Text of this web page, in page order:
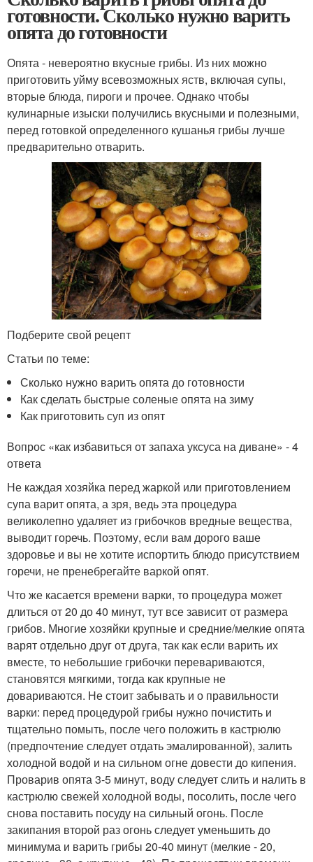
готовности. Сколько нужно варить
опята до готовности
Опята - невероятно вкусные грибы. Из них можно
приготовить уйму всевозможных яств, включая супы,
вторые блюда, пироги и прочее. Однако чтобы
кулинарные изыски получились вкусными и полезными,
перед готовкой определенного кушанья грибы лучше
предварительно отварить.
Подберите свой рецепт
Статьи по теме:
Сколько нужно варить опята до готовности
Как сделать быстрые соленые опята на зиму
Как приготовить суп из опят
Вопрос «как избавиться от запаха уксуса на диване» - 4
ответа
Не каждая хозяйка перед жаркой или приготовлением
супа варит опята, а зря, ведь эта процедура
великолепно удаляет из грибочков вредные вещества,
выводит горечь. Поэтому, если вам дорого ваше
здоровье и вы не хотите испортить блюдо присутствием
горечи, не пренебрегайте варкой опят.
Что же касается времени варки, то процедура может
длиться от 20 до 40 минут, тут все зависит от размера
грибов. Многие хозяйки крупные и средние/мелкие опята
варят отдельно друг от друга, так как если варить их
вместе, то небольшие грибочки перевариваются,
становятся мягкими, тогда как крупные не
довариваются. Не стоит забывать и о правильности
варки: перед процедурой грибы нужно почистить и
тщательно помыть, после чего положить в кастрюлю
(предпочтение следует отдать эмалированной), залить
холодной водой и на сильном огне довести до кипения.
Проварив опята 3-5 минут, воду следует слить и налить в
кастрюлю свежей холодной воды, посолить, после чего
снова поставить посуду на сильный огонь. После
закипания второй раз огонь следует уменьшить до
минимума и варить грибы 20-40 минут (мелкие - 20,